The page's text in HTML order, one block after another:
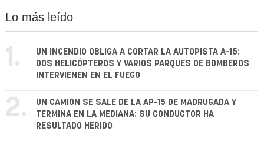
Lo más leído
1.
UN INCENDIO OBLIGA A CORTAR LA AUTOPISTA A-15:
DOS HELICÓPTEROS Y VARIOS PARQUES DE BOMBEROS
INTERVIENEN EN EL FUEGO
2.
UN CAMIÓN SE SALE DE LA AP-15 DE MADRUGADA Y
TERMINA EN LA MEDIANA: SU CONDUCTOR HA
RESULTADO HERIDO